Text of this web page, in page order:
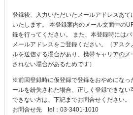
登録後、入力いただいたメールアドレスあ
いたします。 本登録案内のメール文面中の
録を行ってください。 また、本登録時には
メールアドレスをご登録ください。（アス
ルを送信する場合があり、携帯キャリアの
されない場合があるためです）
※前回登録時に仮登録で登録をおやめになっ
ールを紛失された場合、正しく登録できな
できない方は、下記までお問合せください。
お問合せ先 tel：03-3401-1010